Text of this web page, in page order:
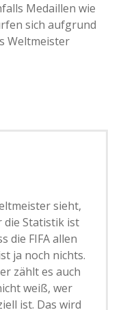
Medaillen wie
sich aufgrund
Weltmeister
sieht,
die Statistik ist
die FIFA allen
ja noch nichts.
zählt es auch
weiß, wer
ist. Das wird